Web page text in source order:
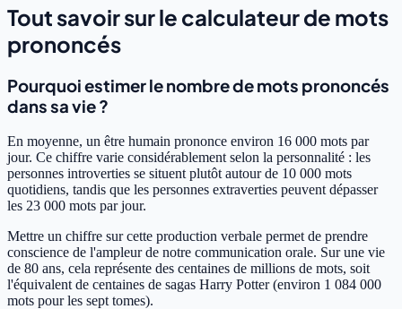
Tout savoir sur le calculateur de mots
prononcés
Pourquoi estimer le nombre de mots prononcés
dans sa vie ?
En moyenne, un être humain prononce environ 16 000 mots par
jour. Ce chiffre varie considérablement selon la personnalité : les
personnes introverties se situent plutôt autour de 10 000 mots
quotidiens, tandis que les personnes extraverties peuvent dépasser
les 23 000 mots par jour.
Mettre un chiffre sur cette production verbale permet de prendre
conscience de l'ampleur de notre communication orale. Sur une vie
de 80 ans, cela représente des centaines de millions de mots, soit
l'équivalent de centaines de sagas Harry Potter (environ 1 084 000
mots pour les sept tomes).